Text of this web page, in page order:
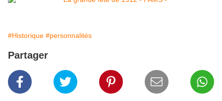
#Historique #personnalités
Partager